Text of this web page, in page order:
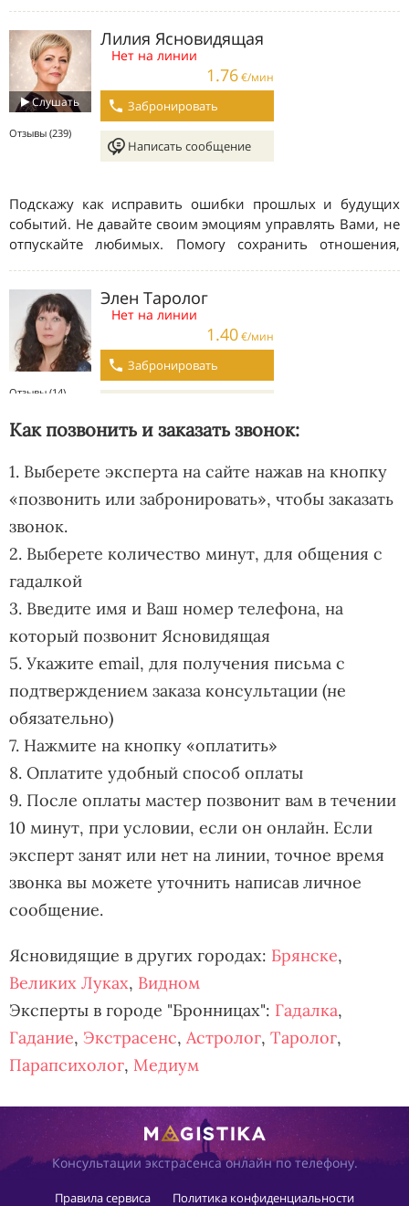
Как позвонить и заказать звонок:
1. Выберете эксперта на сайте нажав на кнопку
«позвонить или забронировать», чтобы заказать
звонок.
2. Выберете количество минут, для общения с
гадалкой
3. Введите имя и Ваш номер телефона, на
который позвонит Ясновидящая
5. Укажите email, для получения письма с
подтверждением заказа консультации (не
обязательно)
7. Нажмите на кнопку «оплатить»
8. Оплатите удобный способ оплаты
9. После оплаты мастер позвонит вам в течении
10 минут, при условии, если он онлайн. Если
эксперт занят или нет на линии, точное время
звонка вы можете уточнить написав личное
сообщение.
Ясновидящие в других городах: Брянске,
Великих Луках, Видном
Эксперты в городе "Бронницах": Гадалка,
Гадание, Экстрасенс, Астролог, Таролог,
Парапсихолог, Медиум
Консультации экстрасенса онлайн по телефону.
Правила сервиса Политика конфиденциальности